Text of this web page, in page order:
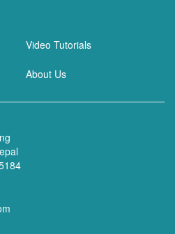
Video Tutorials
About Us